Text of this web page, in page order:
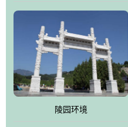
用全仿古式建筑，寻求与世界
区建设中寻求陵园建设与景区
的地形优势，打造现代艺术园
合服务设施，服务于陵园经营
托、相互促进，园区绿化覆盖率
陵园环境